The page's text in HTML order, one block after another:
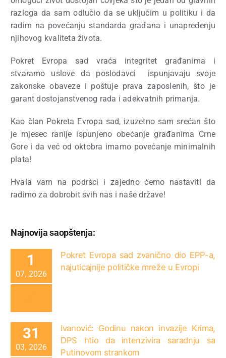
razloga da sam odlučio da se uključim u politiku i da
radim na povećanju standarda građana i unapređenju
njihovog kvaliteta života.
Pokret Evropa sad vraća integritet građanima i
stvaramo uslove da poslodavci
ispunjavaju svoje
zakonske obaveze i poštuje prava zaposlenih, što je
garant dostojanstvenog rada i adekvatnih primanja.
Kao član Pokreta Evropa sad, izuzetno sam srećan što
je mjesec ranije ispunjeno obećanje građanima Crne
Gore i da već od oktobra imamo povećanje minimalnih
plata!
Hvala vam na podršci i zajedno ćemo nastaviti da
radimo za dobrobit svih nas i naše države!
Najnovija saopštenja:
1
07, 2026
Pokret Evropa sad zvanično dio EPP-a,
najuticajnije političke mreže u Evropi
31
03, 2026
Ivanović: Godinu nakon invazije Krima,
DPS htio da intenzivira saradnju sa
Putinovom strankom